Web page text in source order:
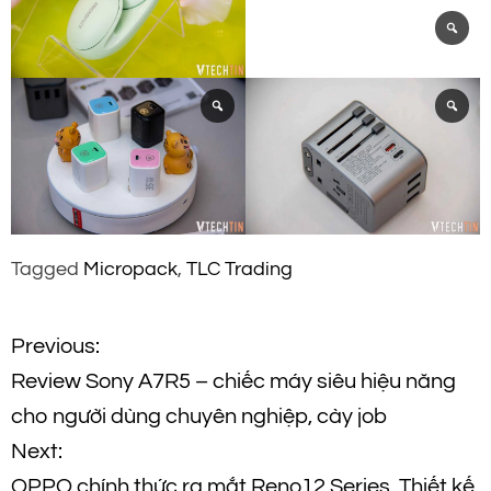
Tagged Micropack, TLC Trading
Đ
i
ề
Previous:
Review Sony A7R5 – chiếc máy siêu hiệu năng
cho người dùng chuyên nghiệp, cày job
Next: